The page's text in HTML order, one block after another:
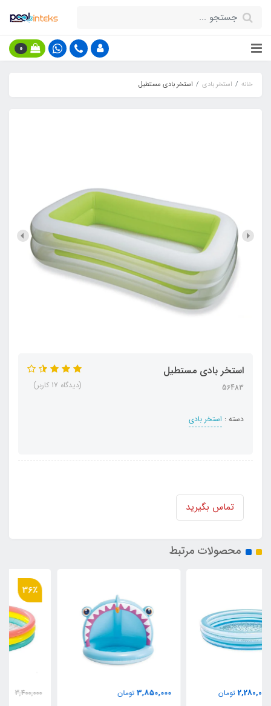
0
خانه استخر بادی استخر بادی مستطیل
استخر بادی مستطیل
56483
دسته : استخر بادی
(دیدگاه 17 کاربر)
تماس بگیرید
محصولات مرتبط
3,850,000
3,400,000
تومان